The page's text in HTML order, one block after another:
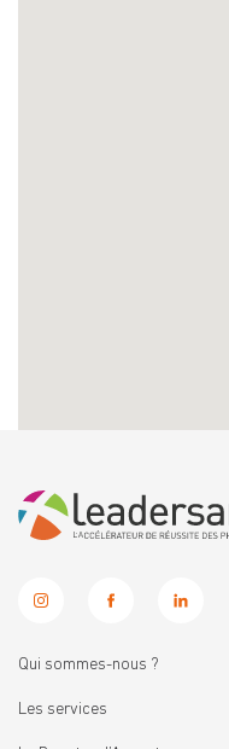
Qui sommes-nous ?
Les services